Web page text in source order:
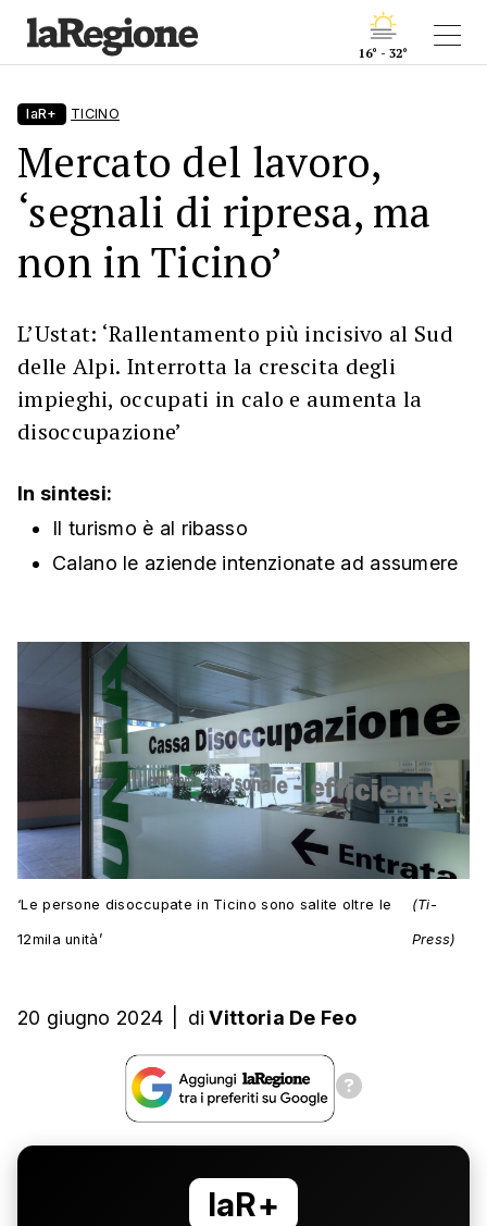
16° - 32°
laR+ TICINO
Mercato del lavoro,
‘segnali di ripresa, ma
non in Ticino’
L’Ustat: ‘Rallentamento più incisivo al Sud
delle Alpi. Interrotta la crescita degli
impieghi, occupati in calo e aumenta la
disoccupazione’
In sintesi:
Il turismo è al ribasso
Calano le aziende intenzionate ad assumere
‘Le persone disoccupate in Ticino sono salite oltre le
12mila unità’
(Ti-
Press)
20 giugno 2024 di Vittoria De Feo
laR+